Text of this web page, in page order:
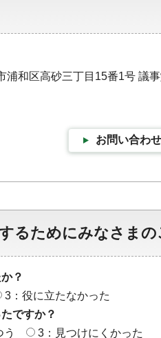
浦和区高砂三丁目15番1号 議
お問い合わ
るためにみなさま
？
3：役に立たなかった
ですか？
う 3：見つけにくかった